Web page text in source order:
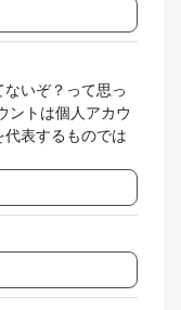
いぞ？って思っ
ントは個人アカウ
表するものでは